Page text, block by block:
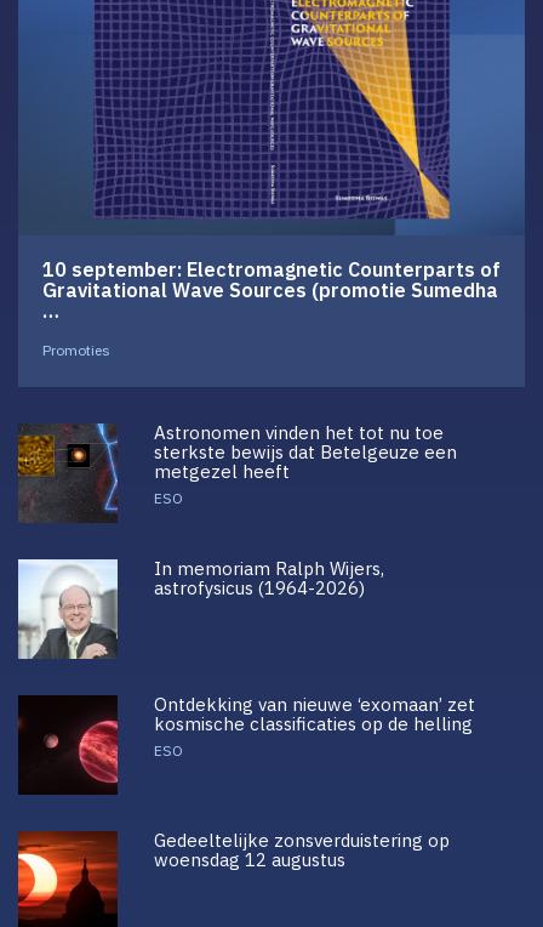
10 september: Electromagnetic Counterparts of
Gravitational Wave Sources (promotie Sumedha
…
Promoties
Astronomen vinden het tot nu toe
sterkste bewijs dat Betelgeuze een
metgezel heeft
ESO
In memoriam Ralph Wijers,
astrofysicus (1964-2026)
Ontdekking van nieuwe ‘exomaan’ zet
kosmische classificaties op de helling
ESO
Gedeeltelijke zonsverduistering op
woensdag 12 augustus